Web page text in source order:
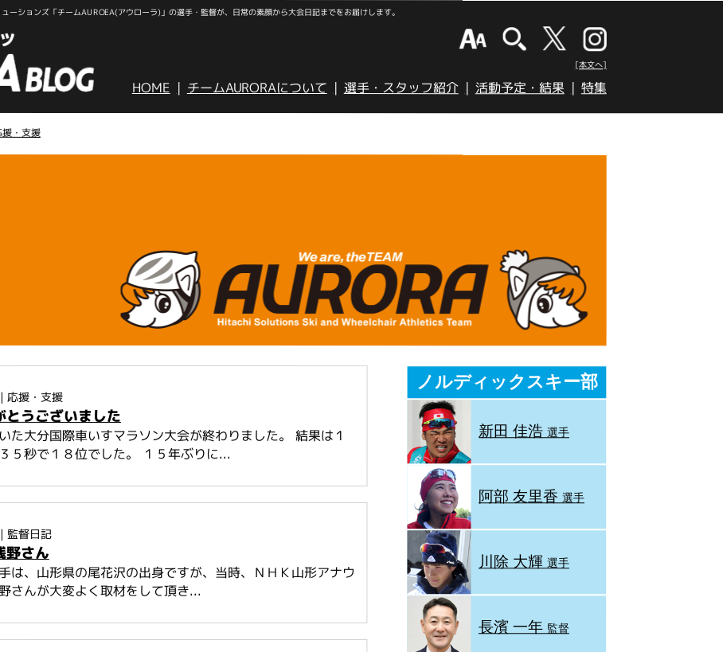
ーションズ「チームAUROEA(アウローラ)」の選手・監督が、日常の素顔から大会日記までをお届けします。
[本文へ]
HOME チームAURORAについて 選手・スタッフ紹介 活動予定・結果 特集
援・支援
| 応援・支援
とうございました
た大分国際車いすマラソン大会が終わりました。 結果は１
５秒で１８位でした。 １５年ぶりに...
| 監督日記
野さん
は、山形県の尾花沢の出身ですが、当時、ＮＨＫ山形アナウ
さんが大変よく取材をして頂き...
ノルディックスキー部
新田 佳浩選手
阿部 友里香 選手
川除 大輝 選手
長濱 一年 監督